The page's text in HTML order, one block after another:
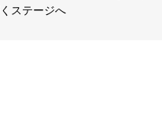
ステージへ